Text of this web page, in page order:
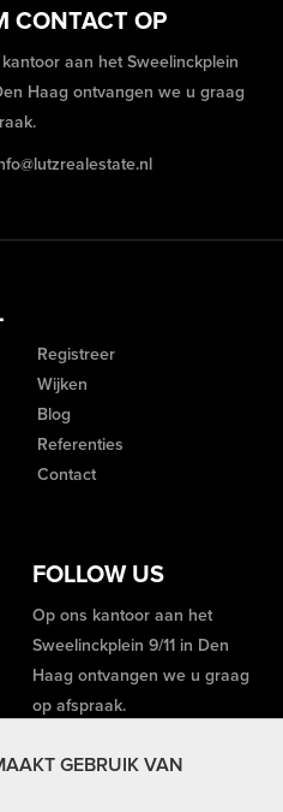
GEBRUIK VAN
CONTACT OP
aan het Sweelinckplein
Haag ontvangen we u graag
Registreer
Wijken
Blog
Referenties
Contact
FOLLOW US
Op ons kantoor aan het
Sweelinckplein 9/11 in Den
Haag ontvangen we u graag
op afspraak.